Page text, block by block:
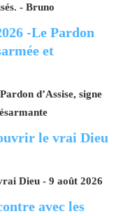
- Bruno
d’Assise, signe
Dieu - 9 août 2026